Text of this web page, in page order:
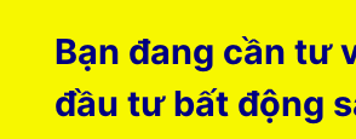
Bạn đang cần tư
đầu tư bất động